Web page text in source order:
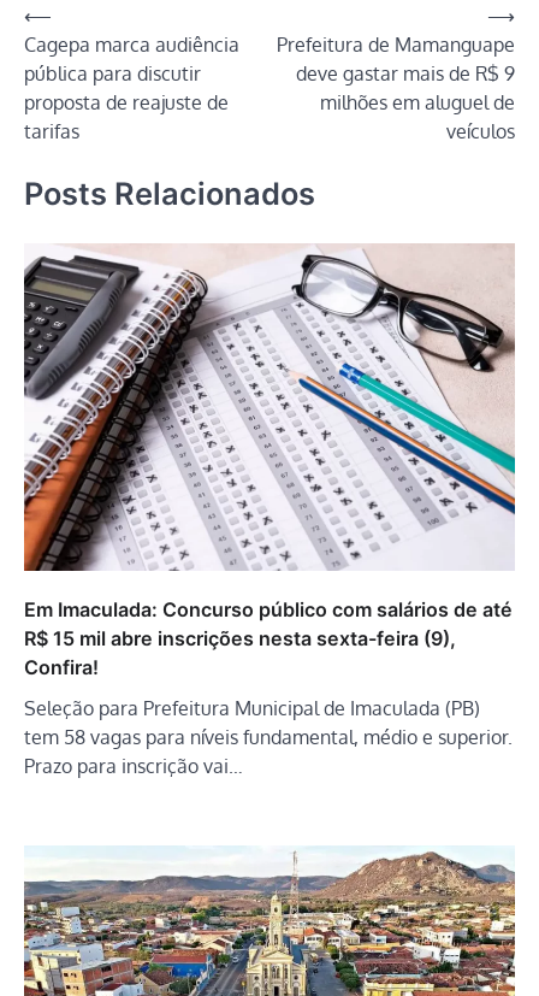
Navegação
de
Post
⟵
Cagepa marca audiência
pública para discutir
proposta de reajuste de
tarifas
Prefeitura de Mamanguape
deve gastar mais de R$ 9
milhões em aluguel de
veículos
⟶
Posts Relacionados
Em Imaculada: Concurso público com salários de até
R$ 15 mil abre inscrições nesta sexta-feira (9),
Confira!
Seleção para Prefeitura Municipal de Imaculada (PB)
tem 58 vagas para níveis fundamental, médio e superior.
Prazo para inscrição vai…